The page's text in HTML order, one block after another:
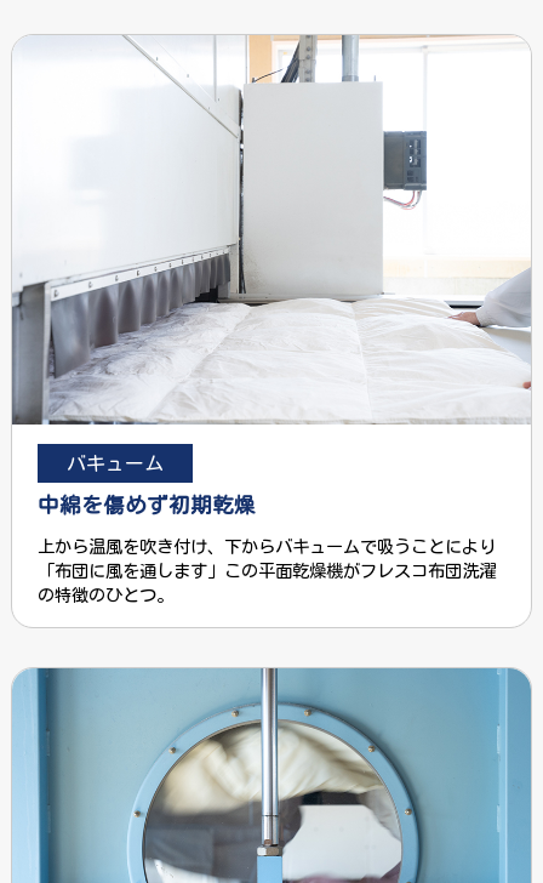
バキューム
中綿を傷めず初期乾燥
上から温風を吹き付け、下からバキュームで吸うことにより
「布団に風を通します」この平面乾燥機がフレスコ布団洗濯
の特徴のひとつ。